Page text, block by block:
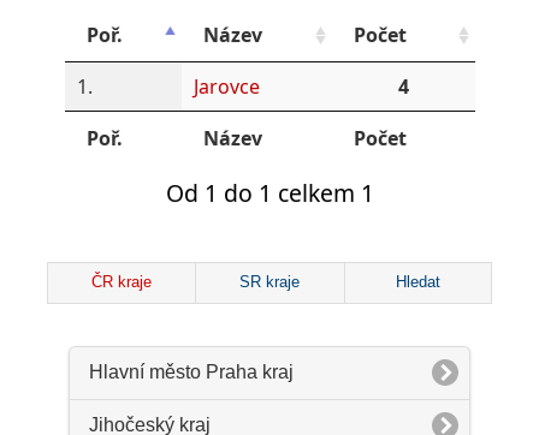
Poř.
Název
Počet
1.
Jarovce
4
Poř.
Název Počet
Od 1 do 1 celkem 1
ČR kraje SR kraje Hledat
Hlavní město Praha kraj
Jihočeský kraj